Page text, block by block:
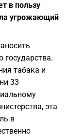
в пользу
угрожающий
государства.
табака и
33
эта
в